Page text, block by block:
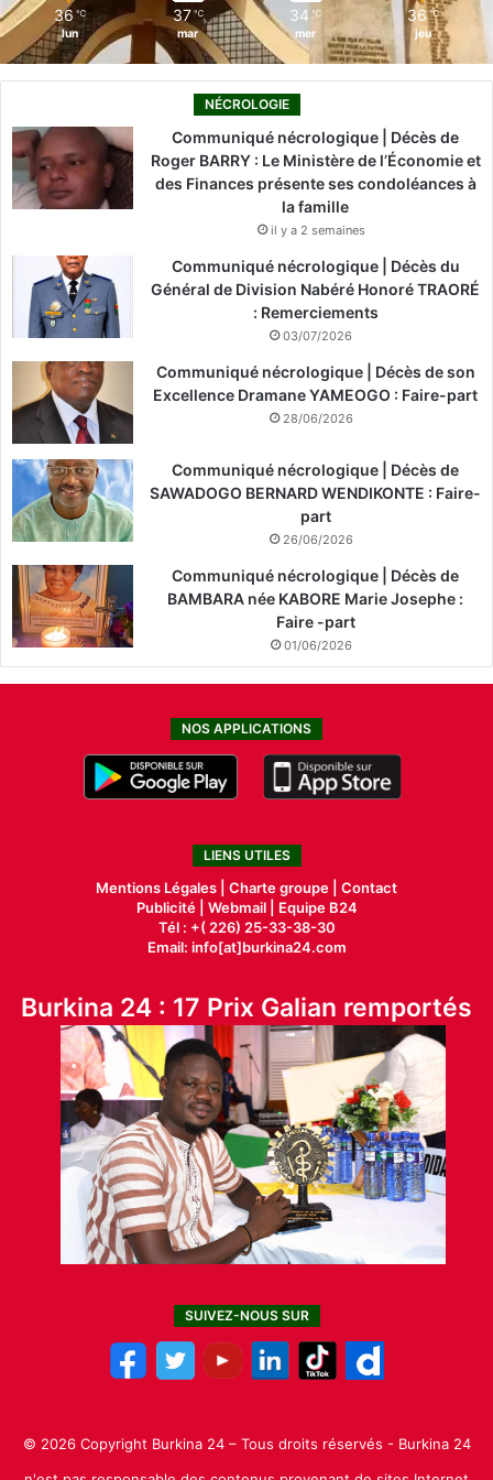
36 ℃
lun
37 ℃
mar
34 ℃
mer
36 ℃
jeu
NÉCROLOGIE
Communiqué nécrologique | Décès de
Roger BARRY : Le Ministère de l’Économie et
des Finances présente ses condoléances à
la famille
il y a 2 semaines
Communiqué nécrologique | Décès du
Général de Division Nabéré Honoré TRAORÉ
: Remerciements
03/07/2026
Communiqué nécrologique | Décès de son
Excellence Dramane YAMEOGO : Faire-part
28/06/2026
Communiqué nécrologique | Décès de
SAWADOGO BERNARD WENDIKONTE : Faire-
part
26/06/2026
Communiqué nécrologique | Décès de
BAMBARA née KABORE Marie Josephe :
Faire -part
01/06/2026
NOS APPLICATIONS
LIENS UTILES
Mentions Légales | Charte groupe | Contact
Publicité| Webmail |
Equipe B24
Tél : +( 226) 25-33-38-30
Email: info[at]burkina24.com
Burkina 24 : 17 Prix Galian remportés
SUIVEZ-NOUS SUR
© 2026 Copyright Burkina 24 – Tous droits réservés - Burkina 24